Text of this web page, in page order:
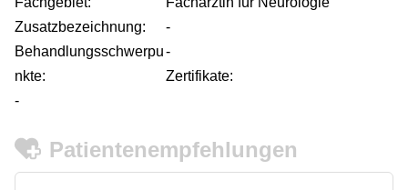
Zusatzbezeichnung:
-
Behandlungsschwerpu
nkte:
-
Zertifikate:
-
Patientenempfehlungen